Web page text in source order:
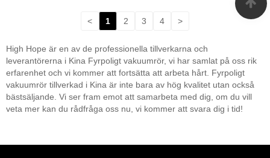
< 1 2 3 4 >
High Hope är en av de professionella tillverkarna och
leverantörerna i Kina Fyrpoligt vakuumrör, vi har samlat på oss rik
erfarenhet och vi kommer att fortsätta att arbeta hårt. Fyrpoligt
vakuumrör tillverkad i Kina är inte bara av hög kvalitet utan också
bästsäljande. Vi ser fram emot att samarbeta med dig, om du vill
veta mer kan du rådfråga oss nu, vi kommer att svara dig i tid!